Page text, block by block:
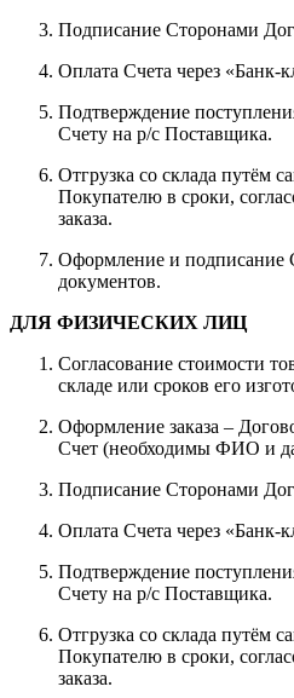
Подписание Сторонами
Оплата Счета через «Банк-
Подтверждение
Счету на р/с Поставщика.
Отгрузка со склада путём
Покупателю в сроки,
заказа.
Оформление и подписание
документов.
ДЛЯ ФИЗИЧЕСКИХ ЛИЦ
Согласование стоимости
складе или сроков его
Оформление заказа –
Счет (необходимы ФИО и
Подписание Сторонами
Оплата Счета через «Банк-
Подтверждение
Счету на р/с Поставщика.
Отгрузка со склада путём
Покупателю в сроки,
заказа.